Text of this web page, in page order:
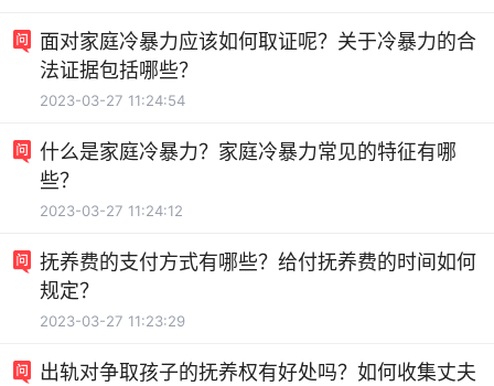
面对家庭冷暴力应该如何取证呢？关于冷暴力的合
法证据包括哪些？
2023-03-27 11:24:54
什么是家庭冷暴力？家庭冷暴力常见的特征有哪
些？
2023-03-27 11:24:12
抚养费的支付方式有哪些？给付抚养费的时间如何
规定？
2023-03-27 11:23:29
出轨对争取孩子的抚养权有好处吗？如何收集丈夫